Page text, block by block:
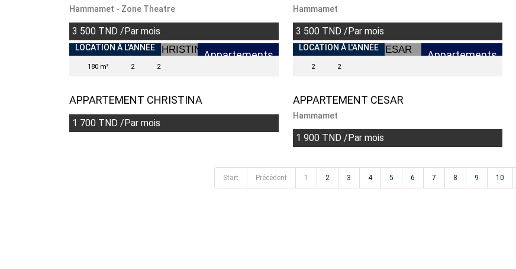
Hammamet - Zone Theatre
3 500 TND /Par mois
Hammamet
3 500 TND /Par mois
INDISPONIBLE
LOCATION À L'ANNÉE
Appartements
180 m² 2 2
APPARTEMENT CHRISTINA
1 700 TND /Par mois
LOCATION À L'ANNÉE
Appartements
2 2
APPARTEMENT CESAR
Hammamet
1 900 TND /Par mois
Start Précédent 1 2 3 4 5 6 7 8 9 10